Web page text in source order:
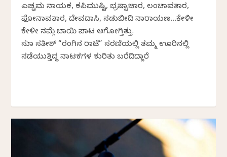
ಎಚ್ಚಮ ನಾಯಕ, ಕಪಿಮುಷ್ಟಿ, ಭ್ರಷ್ಟಾಚಾರ, ಲಂಚಾವತಾರ,
ಫೋನಾವತಾರ, ದೇವದಾಸಿ, ನಡುಬೀದಿ ನಾರಾಯಣ…ಕೇಳೀ
ಕೇಳೀ ನಮ್ಗೆ ಬಾಯಿ ಪಾಟ ಆಗೋಗ್ತಿತ್ತು.
ಸುಮಾ ಸತೀಶ್ “ರಂಗಿನ ರಾಟೆ” ಸರಣಿಯಲ್ಲಿ ತಮ್ಮ ಊರಿನಲ್ಲಿ
ನಡೆಯುತ್ತಿದ್ದ ನಾಟಕಗಳ ಕುರಿತು ಬರೆದಿದ್ದಾರೆ